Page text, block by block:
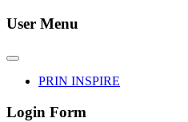
User Menu
PRIN INSPIRE
Login Form